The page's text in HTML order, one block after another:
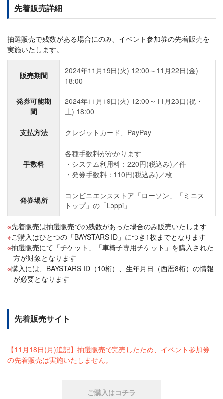
先着販売詳細
抽選販売で残数がある場合にのみ、イベント参加券の先着販売を
実施いたします。
販売期間
2024年11月19日(火) 12:00～11月22日(金)
18:00
発券可能期
間
2024年11月19日(火) 12:00～11月23日(祝・
土) 18:00
支払方法 クレジットカード、PayPay
手数料
各種手数料がかかります
システム利用料：220円(税込み)／件
発券手数料：110円(税込み)／枚
発券場所
コンビニエンスストア「ローソン」「ミニス
トップ」の「Loppi」
先着販売は抽選販売での残数があった場合のみ販売いたします
ご購入はひとつの「BAYSTARS ID」につき1枚までとなります
抽選販売にて「チケット」「車椅子専用チケット」を購入された
方が対象となります
購入には、BAYSTARS ID（10桁）、生年月日（西暦8桁）の情報
が必要となります
先着販売サイト
【11月18日(月)追記】抽選販売で完売したため、イベント参加券
の先着販売は実施いたしません。
ご購入はコチラ